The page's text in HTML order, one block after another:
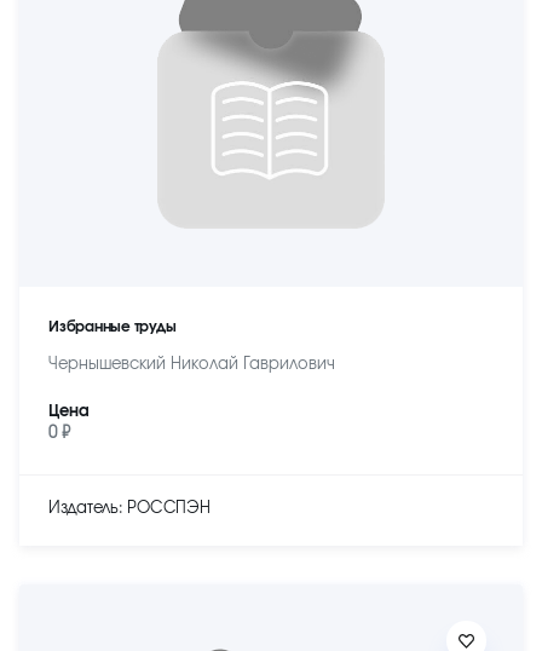
Избранные труды
Чернышевский Николай Гаврилович
Цена
0 ₽
Издатель: РОССПЭН